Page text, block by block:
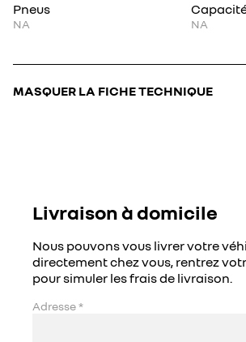
MASQUER LA FICHE TECHNIQUE
Pneus
NA NA
Livraison à domicile
Nous pouvons vous livrer votre
directement chez vous, rentrez
pour simuler les frais de livraison.
Adresse*